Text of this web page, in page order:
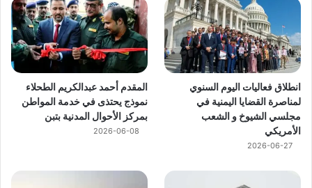
انطلاق فعاليات اليوم السنوي
لمناصرة القضايا اليمنية في
مجلسي الشيوخ و الشعب
الأمريكي
2026-06-27
المقدم أحمد عبدالكريم الطحلاء
نموذج يحتذى في خدمة المواطن
بمركز الأحوال المدنية بتبن
2026-06-08